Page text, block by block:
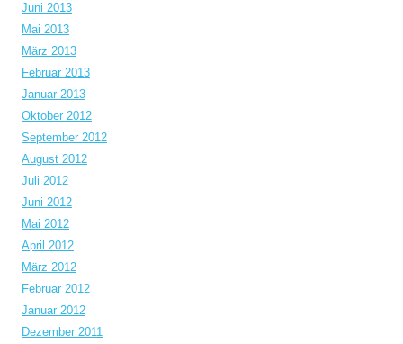
Juni 2013
Mai 2013
März 2013
Februar 2013
Januar 2013
Oktober 2012
September 2012
August 2012
Juli 2012
Juni 2012
Mai 2012
April 2012
März 2012
Februar 2012
Januar 2012
Dezember 2011